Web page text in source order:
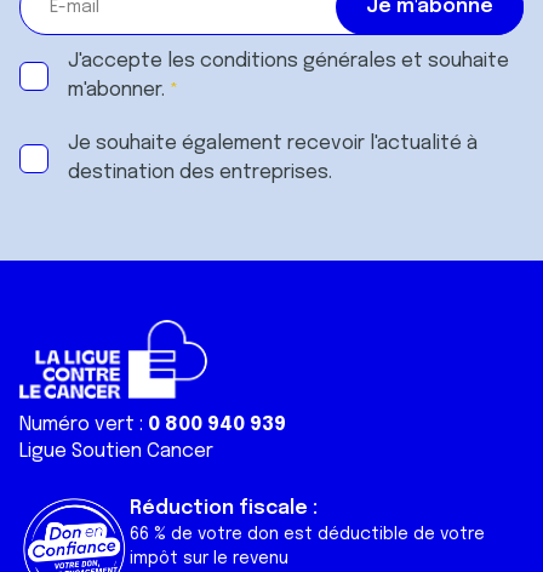
J'accepte les conditions générales et souhaite
m'abonner.
Je souhaite également recevoir l'actualité à
destination des entreprises.
Numéro vert : 0 800 940 939
Ligue Soutien Cancer
Réduction fiscale :
66 % de votre don est déductible de votre
impôt sur le revenu